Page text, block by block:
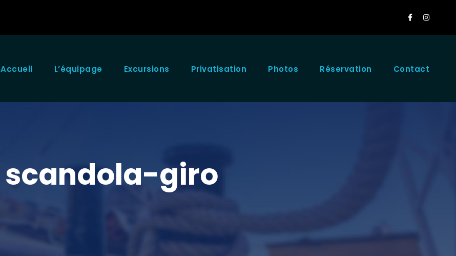
Accueil L’équipage Excursions Privatisation Photos Réservation Contact
scandola-giro